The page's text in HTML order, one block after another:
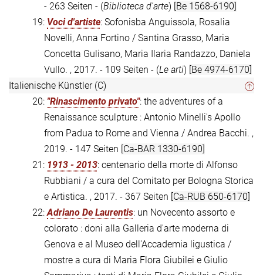
- 263 Seiten - (Biblioteca d'arte) [Be 1568-6190]
19: Voci d'artiste: Sofonisba Anguissola, Rosalia
Novelli, Anna Fortino / Santina Grasso, Maria
Concetta Gulisano, Maria Ilaria Randazzo, Daniela
Vullo. , 2017. - 109 Seiten - (Le arti) [Be 4974-6170]
Italienische Künstler (C)
20: "Rinascimento privato": the adventures of a
Renaissance sculpture : Antonio Minelli's Apollo
from Padua to Rome and Vienna / Andrea Bacchi. ,
2019. - 147 Seiten [Ca-BAR 1330-6190]
21: 1913 - 2013: centenario della morte di Alfonso
Rubbiani / a cura del Comitato per Bologna Storica
e Artistica. , 2017. - 367 Seiten [Ca-RUB 650-6170]
22:Adriano De Laurentis: un Novecento assorto e
colorato : doni alla Galleria d'arte moderna di
Genova e al Museo dell'Accademia ligustica /
mostre a cura di Maria Flora Giubilei e Giulio